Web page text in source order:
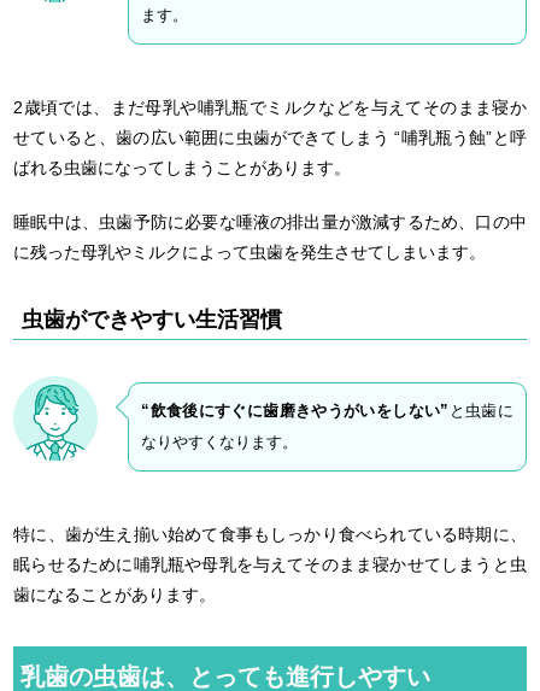
ます。
2歳頃では、まだ母乳や哺乳瓶でミルクなどを与えてそのまま寝か
せていると、歯の広い範囲に虫歯ができてしまう “哺乳瓶う蝕”と呼
ばれる虫歯になってしまうことがあります。
睡眠中は、虫歯予防に必要な唾液の排出量が激減するため、口の中
に残った母乳やミルクによって虫歯を発生させてしまいます。
虫歯ができやすい生活習慣
“飲食後にすぐに歯磨きやうがいをしない” と虫歯に
なりやすくなります。
特に、歯が生え揃い始めて食事もしっかり食べられている時期に、
眠らせるために哺乳瓶や母乳を与えてそのまま寝かせてしまうと虫
歯になることがあります。
乳歯の虫歯は、とっても進行しやすい